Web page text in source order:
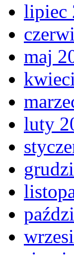
lipiec
maj
luty